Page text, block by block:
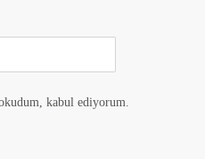
kabul ediyorum.